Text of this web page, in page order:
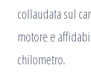
collaudata sul
motore e
chilometro.